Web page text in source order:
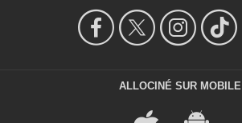
ALLOCINÉ SUR MOBILE